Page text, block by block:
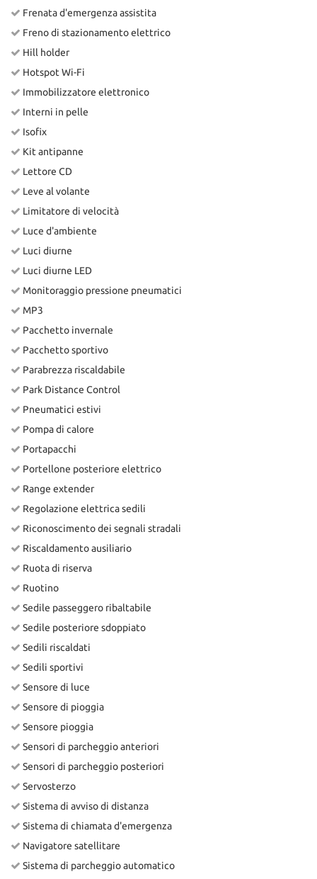
Frenata d'emergenza assistita
Freno di stazionamento elettrico
Hill holder
Hotspot Wi-Fi
Immobilizzatore elettronico
Interni in pelle
Isofix
Kit antipanne
Lettore CD
Leve al volante
Limitatore di velocità
Luce d'ambiente
Luci diurne
Luci diurne LED
Monitoraggio pressione pneumatici
MP3
Pacchetto invernale
Pacchetto sportivo
Parabrezza riscaldabile
Park Distance Control
Pneumatici estivi
Pompa di calore
Portapacchi
Portellone posteriore elettrico
Range extender
Regolazione elettrica sedili
Riconoscimento dei segnali stradali
Riscaldamento ausiliario
Ruota di riserva
Ruotino
Sedile passeggero ribaltabile
Sedile posteriore sdoppiato
Sedili riscaldati
Sedili sportivi
Sensore di luce
Sensore di pioggia
Sensore pioggia
Sensori di parcheggio anteriori
Sensori di parcheggio posteriori
Servosterzo
Sistema di avviso di distanza
Sistema di chiamata d'emergenza
Navigatore satellitare
Sistema di parcheggio automatico